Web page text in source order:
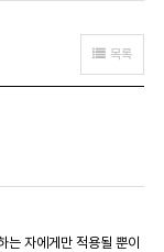
목록
자에게만 적용될 뿐이